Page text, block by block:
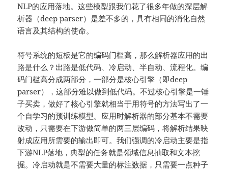
NLP的应用落地。这些模型跟我们花了很多年做的深层解
析器（deep parser）是差不多的，具有相同的消化自然
语言及其结构的使命。
符号系统的短板是它的编码门槛高，那么解析器应用的出
路是什么？出路是低代码、冷启动、半自动、流程化。编
码门槛高分成两部分，⼀部分是核心引擎（即deep
parser），这部分难以做到低代码。不过核心引擎是⼀锤
子买卖，做好了核心引擎就相当于用符号的方法写出了一
个自学习的预训练模型。应用时解析器的部分基本不需要
改动，只需要在下游做简单的两三层编码，将解析结果映
射成应用所需要的输出即可。我们强调的冷启动主要是指
下游NLP落地，典型的任务就是领域信息抽取和文本挖
掘。冷启动就是不需要大量的标注数据，只需要⼀点种子